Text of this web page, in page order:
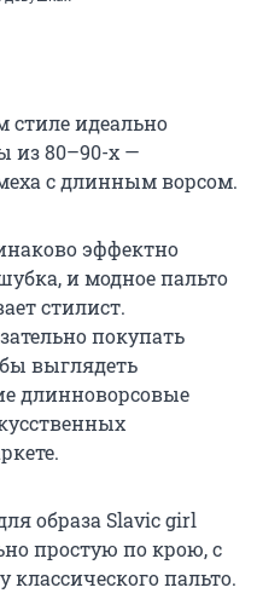
стиле идеально
из 80–90-х —
с длинным ворсом.
эффектно
и модное пальто
стилист.
покупать
выглядеть
длинноворсовые
образа Slavic girl
простую по крою, с
пальто.